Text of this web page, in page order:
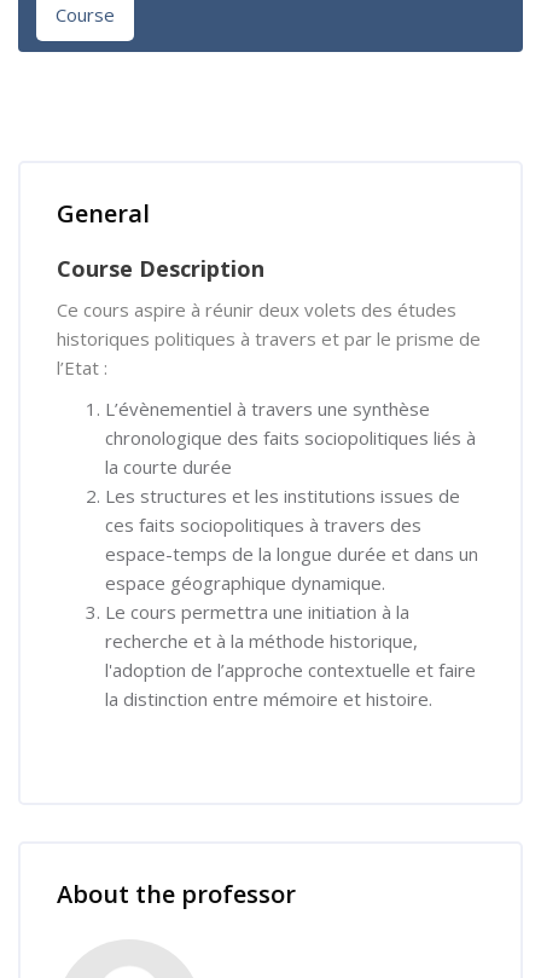
Course
General
Course Description
Ce cours aspire à réunir deux volets des études
historiques politiques à travers et par le prisme de
l’Etat :
L’évènementiel à travers une synthèse
chronologique des faits sociopolitiques liés à
la courte durée
Les structures et les institutions issues de
ces faits sociopolitiques à travers des
espace-temps de la longue durée et dans un
espace géographique dynamique.
Le cours permettra une initiation à la
recherche et à la méthode historique,
l'adoption de l’approche contextuelle et faire
la distinction entre mémoire et histoire.
About the professor